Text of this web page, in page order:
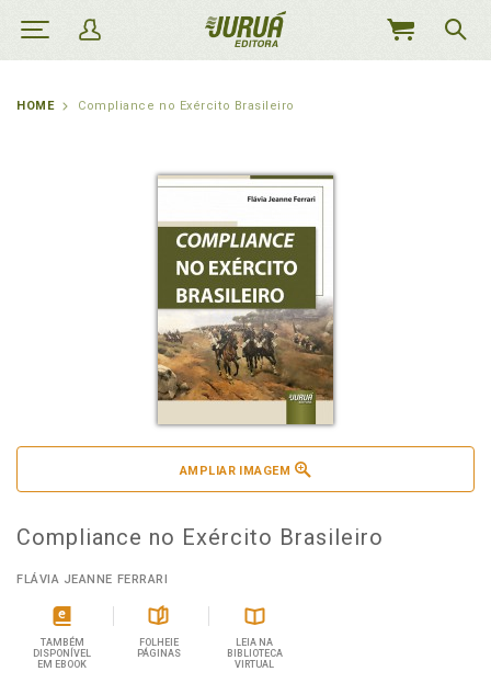
MEU
HOME Compliance no Exército Brasileiro
AMPLIAR IMAGEM
Compliance no Exército Brasileiro
FLÁVIA JEANNE FERRARI
TAMBÉM
DISPONÍVEL
EM EBOOK
FOLHEIE
PÁGINAS
LEIA NA
BIBLIOTECA
VIRTUAL